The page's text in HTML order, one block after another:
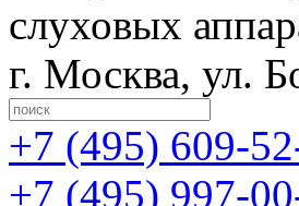
слуховых
г. Москва, ул.
+7 (495) 609-
+7 (495) 997-